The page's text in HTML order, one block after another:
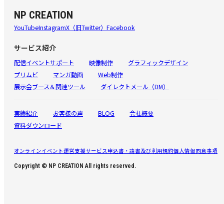
NP CREATION
YouTubeInstagramX（旧Twitter） Facebook
サービス紹介
配信イベントサポート 映像制作
グラフィックデザイン
プリムビ
マンガ動画
Web制作
展示会ブース＆関連ツール
ダイレクトメール（DM）
実績紹介 お客様の声 BLOG
会社概要
資料ダウンロード
オンラインイベント運営支援サービス申込書・請書及び利用規約個人情報同意事項
Copyright © NP CREATION All rights reserved.